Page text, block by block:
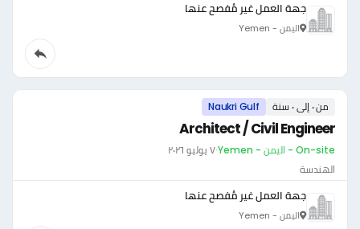
جهة العمل غير مُفصح عنها
اليمن - Yemen
من ٠ إلى ٠ سنة Naukri Gulf
Architect / Civil Engineer
On-site - اليمن - Yemen ·٧ يوليو ٢٠٢٦
الهندسة
جهة العمل غير مُفصح عنها
اليمن - Yemen